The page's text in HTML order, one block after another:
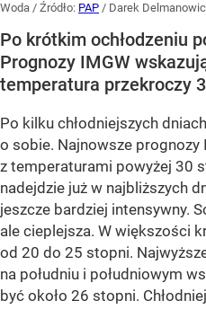
Woda / Źródło: PAP / Darek
Po krótkim ochłodzeniu
Prognozy IMGW
temperatura przekroczy
Po kilku chłodniejszych
o sobie. Najnowsze
z temperaturami powyżej 30
nadejdzie już w najbliższych
jeszcze bardziej intensywny.
ale cieplejsza. W większości
od 20 do 25 stopni.
na południu i południowym
być około 26 stopni.